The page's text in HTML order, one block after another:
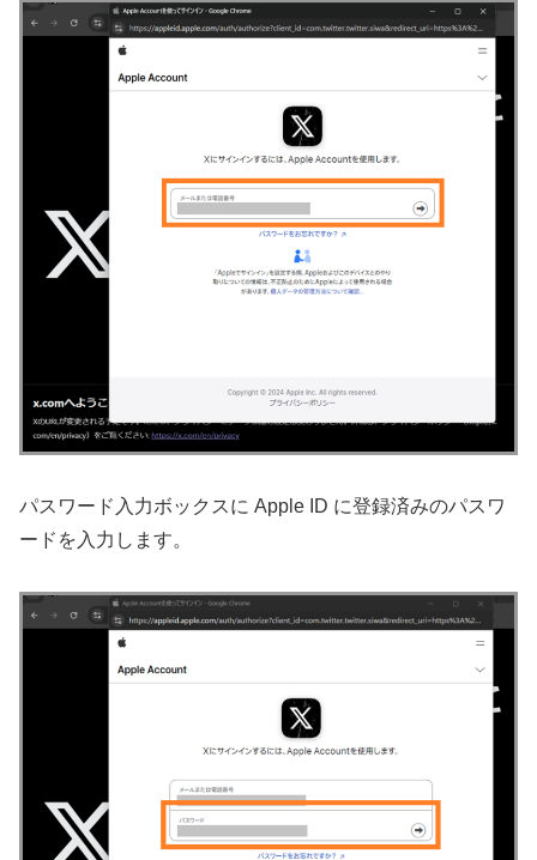
パスワード入力ボックスに Apple ID に登録済みのパスワ
ードを入力します。